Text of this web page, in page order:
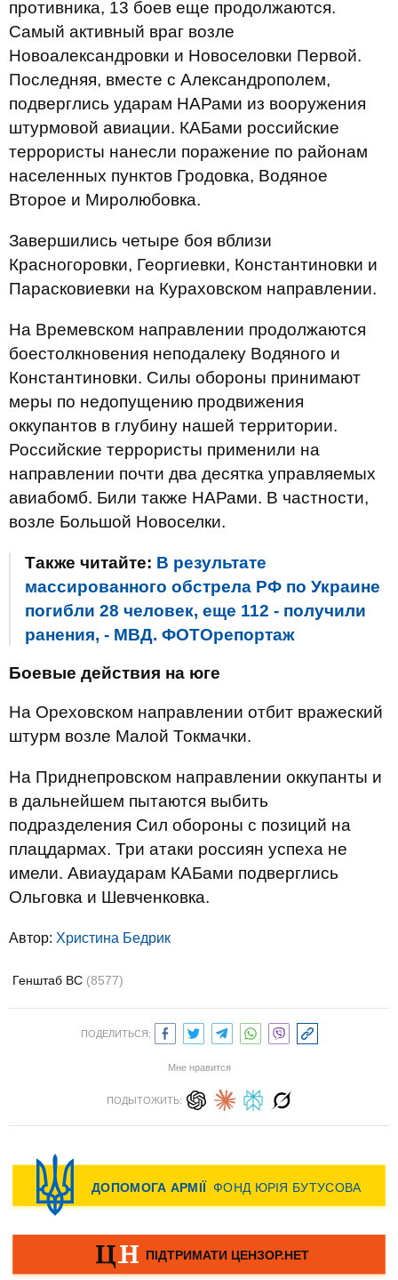
противника, 13 боев еще продолжаются.
Самый активный враг возле
Новоалександровки и Новоселовки Первой.
Последняя, вместе с Александрополем,
подверглись ударам НАРами из вооружения
штурмовой авиации. КАБами российские
террористы нанесли поражение по районам
населенных пунктов Гродовка, Водяное
Второе и Миролюбовка.
Завершились четыре боя вблизи
Красногоровки, Георгиевки, Константиновки и
Парасковиевки на Кураховском направлении.
На Времевском направлении продолжаются
боестолкновения неподалеку Водяного и
Константиновки. Силы обороны принимают
меры по недопущению продвижения
оккупантов в глубину нашей территории.
Российские террористы применили на
направлении почти два десятка управляемых
авиабомб. Били также НАРами. В частности,
возле Большой Новоселки.
Также читайте: В результате
массированного обстрела РФ по Украине
погибли 28 человек, еще 112 - получили
ранения, - МВД. ФОТОрепортаж
Боевые действия на юге
На Ореховском направлении отбит вражеский
штурм возле Малой Токмачки.
На Приднепровском направлении оккупанты и
в дальнейшем пытаются выбить
подразделения Сил обороны с позиций на
плацдармах. Три атаки россиян успеха не
имели. Авиаударам КАБами подверглись
Ольговка и Шевченковка.
Автор: Христина Бедрик
Генштаб ВС (8577)
ПОДЕЛИТЬСЯ:
Мне нравится
ПОДЫТОЖИТЬ: